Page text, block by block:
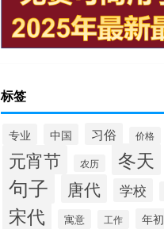
标签
专业 中国 习俗 价格
元宵节 农历 冬天
句子 唐代 学校
宋代 寓意 工作 年初